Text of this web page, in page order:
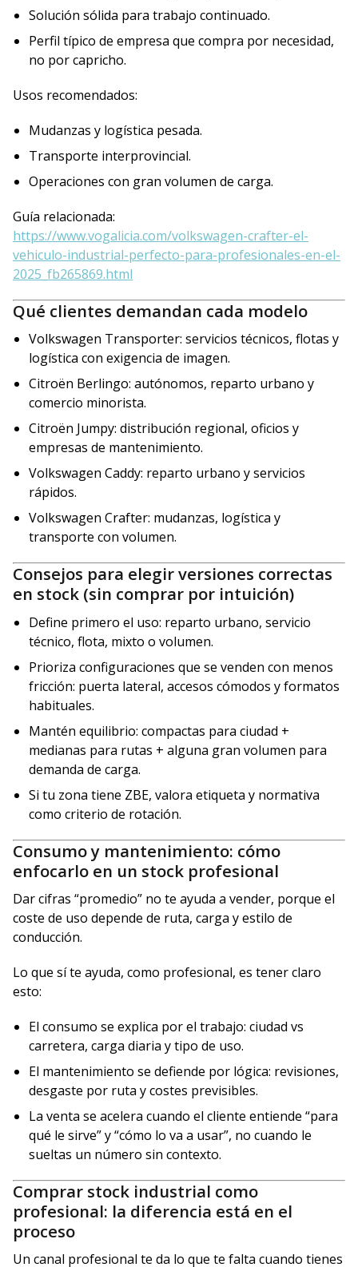
Solución sólida para trabajo continuado.
Perfil típico de empresa que compra por necesidad,
no por capricho.
Usos recomendados:
Mudanzas y logística pesada.
Transporte interprovincial.
Operaciones con gran volumen de carga.
Guía relacionada:
https://www.vogalicia.com/volkswagen-crafter-el-
vehiculo-industrial-perfecto-para-profesionales-en-el-
2025_fb265869.html
Qué clientes demandan cada modelo
Volkswagen Transporter: servicios técnicos, flotas y
logística con exigencia de imagen.
Citroën Berlingo: autónomos, reparto urbano y
comercio minorista.
Citroën Jumpy: distribución regional, oficios y
empresas de mantenimiento.
Volkswagen Caddy: reparto urbano y servicios
rápidos.
Volkswagen Crafter: mudanzas, logística y
transporte con volumen.
Consejos para elegir versiones correctas
en stock (sin comprar por intuición)
Define primero el uso: reparto urbano, servicio
técnico, flota, mixto o volumen.
Prioriza configuraciones que se venden con menos
fricción: puerta lateral, accesos cómodos y formatos
habituales.
Mantén equilibrio: compactas para ciudad +
medianas para rutas + alguna gran volumen para
demanda de carga.
Si tu zona tiene ZBE, valora etiqueta y normativa
como criterio de rotación.
Consumo y mantenimiento: cómo
enfocarlo en un stock profesional
Dar cifras “promedio” no te ayuda a vender, porque el
coste de uso depende de ruta, carga y estilo de
conducción.
Lo que sí te ayuda, como profesional, es tener claro
esto:
El consumo se explica por el trabajo: ciudad vs
carretera, carga diaria y tipo de uso.
El mantenimiento se defiende por lógica: revisiones,
desgaste por ruta y costes previsibles.
La venta se acelera cuando el cliente entiende “para
qué le sirve” y “cómo lo va a usar”, no cuando le
sueltas un número sin contexto.
Comprar stock industrial como
profesional: la diferencia está en el
proceso
Un canal profesional te da lo que te falta cuando tienes